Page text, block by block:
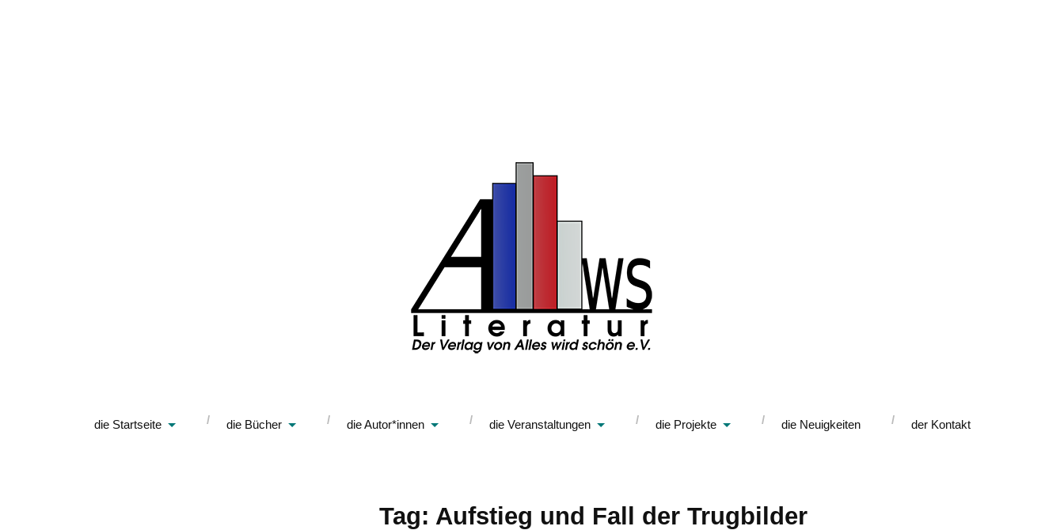
die Startseite die Bücher die Autor*innen die Veranstaltungen die Projekte die Neuigkeiten der Kontakt
Tag: Aufstieg und Fall der Trugbilder